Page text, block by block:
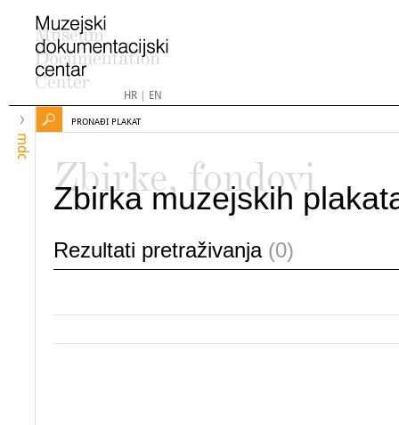
HR| EN
mdc
PRONAĐI PLAKAT
Zbirke, fondovi
Zbirka muzejskih
Rezultati pretraživanja (0)